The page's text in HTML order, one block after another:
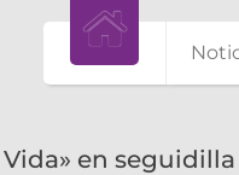
Vida» en